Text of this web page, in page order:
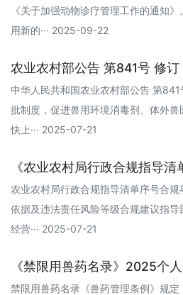
《关于加强动物诊疗管理工作的通知
用新的··· 2025-09-22
农业农村部公告 第841号 修订
中华人民共和国农业农村部公告 第
批制度，促进兽用环境消毒剂、体外
快上··· 2025-07-21
《农业农村局行政合规指导清
农业农村局行政合规指导清单序号合
依据及违法责任风险等级合规建议指
经营··· 2025-07-21
《禁限用兽药名录》2025个
禁限用兽药名录《兽药管理条例》规